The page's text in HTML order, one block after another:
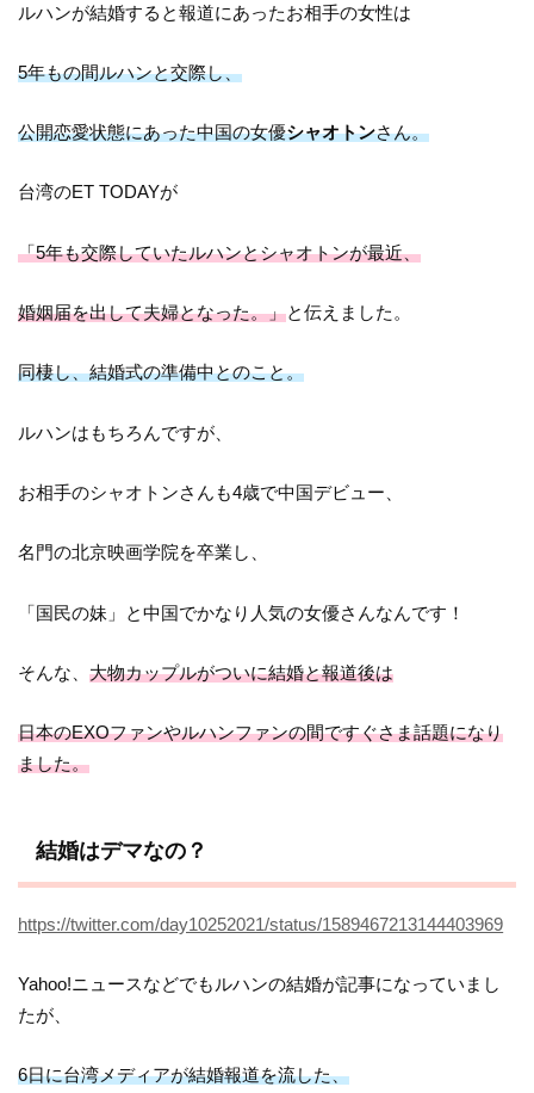
ルハンが結婚すると報道にあったお相手の女性は
5年もの間ルハンと交際し、
公開恋愛状態にあった中国の女優シャオトンさん。
台湾のET TODAYが
「5年も交際していたルハンとシャオトンが最近、
婚姻届を出して夫婦となった。」と伝えました。
同棲し、結婚式の準備中とのこと。
ルハンはもちろんですが、
お相手のシャオトンさんも4歳で中国デビュー、
名門の北京映画学院を卒業し、
「国民の妹」と中国でかなり人気の女優さんなんです！
そんな、大物カップルがついに結婚と報道後は
日本のEXOファンやルハンファンの間ですぐさま話題になり
ました。
結婚はデマなの？
https://twitter.com/day10252021/status/1589467213144403969
Yahoo!ニュースなどでもルハンの結婚が記事になっていまし
たが、
6日に台湾メディアが結婚報道を流した、